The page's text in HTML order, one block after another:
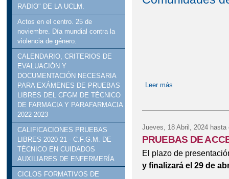
RADIO" DE LA UCLM.
Actos en el centro. 25 de
noviembre. Día mundial contra la
violencia de género.
CALENDARIO, CRITERIOS DE
EVALUACIÓN Y
DOCUMENTACIÓN NECESARIA
PARA EXÁMENES DE PRUEBAS
LIBRES DEL CFGM DE TÉCNICO
DE FARMACIA Y PARAFARMACIA
2022-2023
CALIFICACIONES PRUEBAS
LIBRES 2020-21 - C.F.G.M. DE
TÉCNICO EN CUIDADOS
AUXILIARES DE ENFERMERÍA
CICLOS FORMATIVOS DE
Leer más
Jueves, 18 Abril, 2024hasta
PRUEBAS DE
El plazo de
y finalizará el 29 de